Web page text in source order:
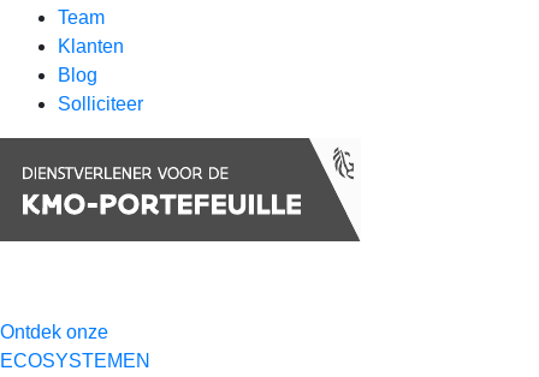
Team
Klanten
Blog
Solliciteer
Ontdek onze
ECOSYSTEMEN